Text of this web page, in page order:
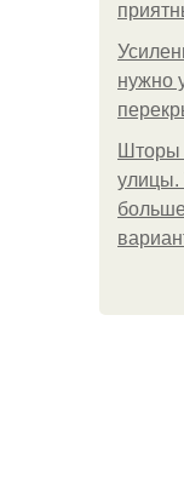
нужно
Шторы
улицы.